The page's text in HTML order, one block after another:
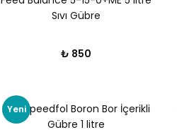
Sıvı Gübre
₺ 850
Yeni
DRT Speedfol Boron Bor İçerikli
Gübre 1 litre